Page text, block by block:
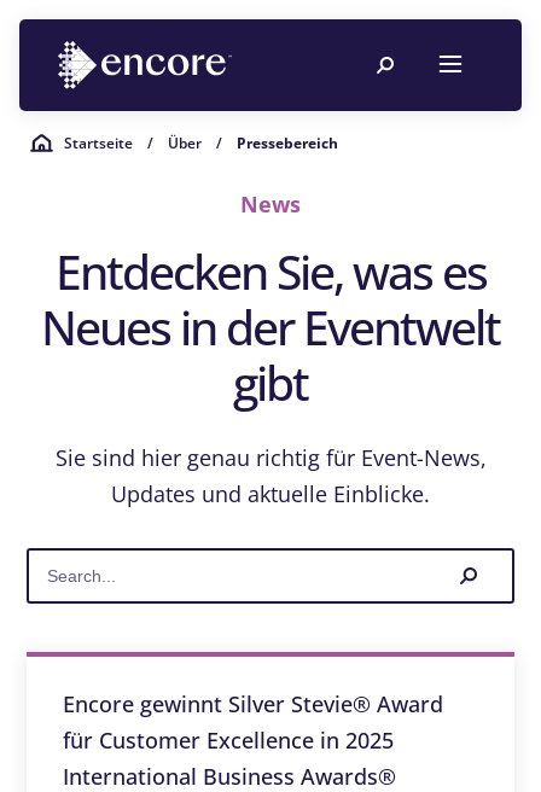
Startseite / Über / Pressebereich
News
Entdecken Sie, was es
Neues in der Eventwelt
gibt
Sie sind hier genau richtig für Event-News,
Updates und aktuelle Einblicke.
Encore gewinnt Silver Stevie® Award
für Customer Excellence in 2025
International Business Awards®